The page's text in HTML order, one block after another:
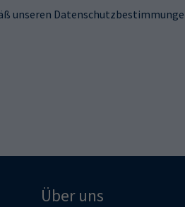
unseren
Über uns